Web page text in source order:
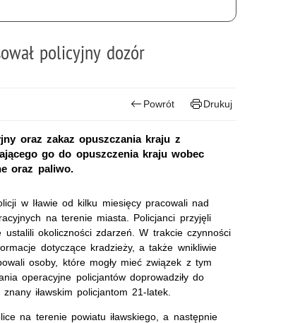
policyjny dozór
Powrót Drukuj
oraz zakaz opuszczania kraju z
go do opuszczenia kraju wobec
oraz paliwo.
w Iławie od kilku miesięcy pracowali nad
na terenie miasta. Policjanci przyjęli
okoliczności zdarzeń. W trakcie czynności
dotyczące kradzieży, a także wnikliwie
osoby, które mogły mieć związek z tym
operacyjne policjantów doprowadziły do
iławskim policjantom 21-latek.
na terenie powiatu iławskiego, a następnie